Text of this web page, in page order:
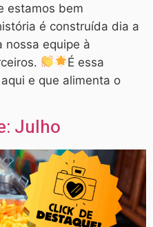
estamos bem
é construída dia a
nossa equipe à
É essa
e que alimenta o
Julho